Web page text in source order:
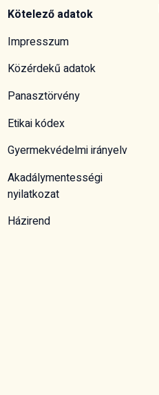
Kötelező adatok
Impresszum
Közérdekű adatok
Panasztörvény
Etikai kódex
Gyermekvédelmi irányelv
Akadálymentességi
nyilatkozat
Házirend